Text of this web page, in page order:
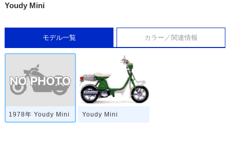
Youdy Mini
モデル一覧 カラー／関連情報
1978年 Youdy Mini Youdy Mini